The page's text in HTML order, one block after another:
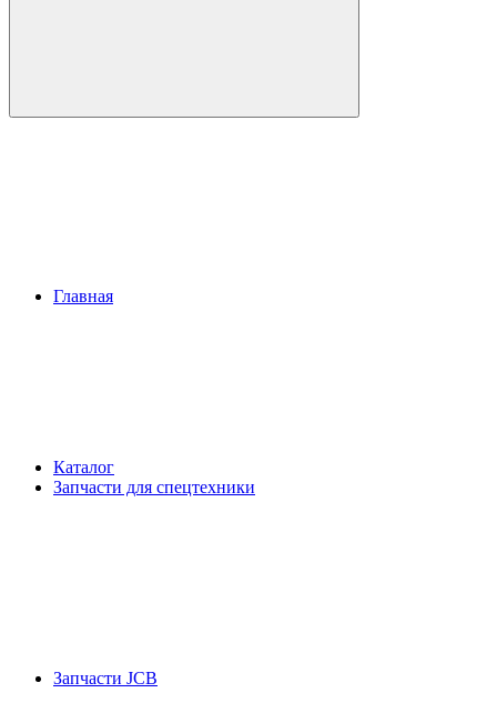
Главная
Каталог
Запчасти для спецтехники
Запчасти JCB